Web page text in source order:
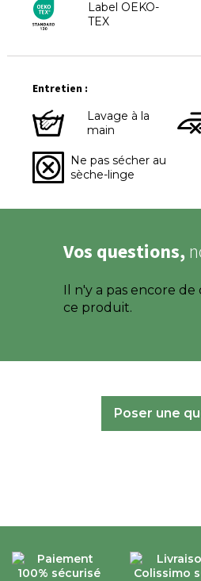
Label OEKO-
TEX
Entretien :
Lavage à la
main
Ne pas sécher au
sèche-linge
Vos questions,
Il n'y a pas encore
ce produit.
Poser une